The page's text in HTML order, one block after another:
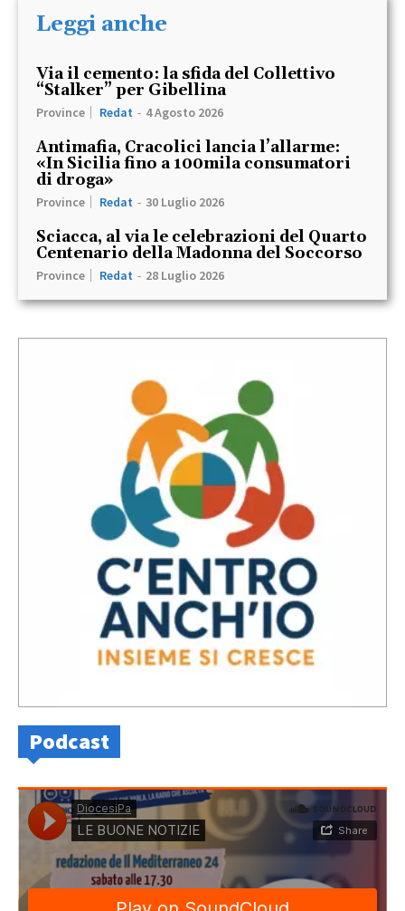
Leggi anche
Via il cemento: la sfida del Collettivo
“Stalker” per Gibellina
Province Redat - 4 Agosto 2026
Antimafia, Cracolici lancia l’allarme:
«In Sicilia fino a 100mila consumatori
di droga»
Province Redat - 30 Luglio 2026
Sciacca, al via le celebrazioni del Quarto
Centenario della Madonna del Soccorso
Province Redat - 28 Luglio 2026
Podcast